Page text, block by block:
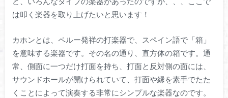
は叩く楽器を取り上げたいと思います！
カホンとは、ペルー発祥の打楽器で、スペイン語で「箱」
を意味する楽器です。その名の通り、直方体の箱です。通
常、側面に一つだけ打面を持ち、打面と反対側の面には、
サウンドホールが開けられていて、打面や縁を素手でたた
くことによって演奏する非常にシンプルな楽器なのです。